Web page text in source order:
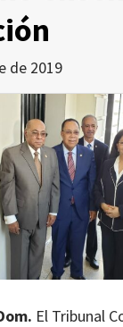
de 2019
El Tribunal